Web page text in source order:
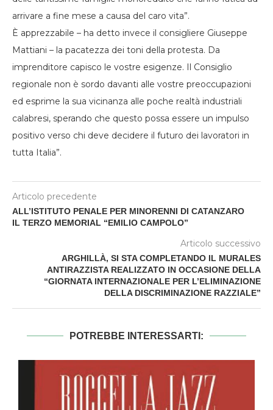
arrivare a fine mese a causa del caro vita”.
È apprezzabile – ha detto invece il consigliere Giuseppe
Mattiani – la pacatezza dei toni della protesta. Da
imprenditore capisco le vostre esigenze. Il Consiglio
regionale non è sordo davanti alle vostre preoccupazioni
ed esprime la sua vicinanza alle poche realtà industriali
calabresi, sperando che questo possa essere un impulso
positivo verso chi deve decidere il futuro dei lavoratori in
tutta Italia”.
Articolo precedente
ALL’ISTITUTO PENALE PER MINORENNI DI CATANZARO
IL TERZO MEMORIAL “EMILIO CAMPOLO”
Articolo successivo
ARGHILLÀ, SI STA COMPLETANDO IL MURALES
ANTIRAZZISTA REALIZZATO IN OCCASIONE DELLA
“GIORNATA INTERNAZIONALE PER L’ELIMINAZIONE
DELLA DISCRIMINAZIONE RAZZIALE”
POTREBBE INTERESSARTI: